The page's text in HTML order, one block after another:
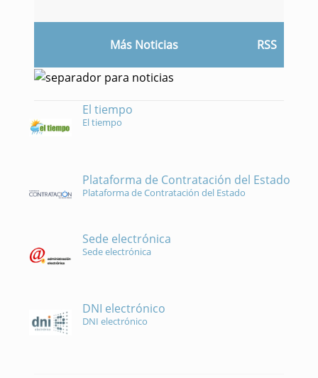
Más Noticias RSS
El tiempo
El tiempo
Plataforma de Contratación del Estado
Plataforma de Contratación del Estado
Sede electrónica
Sede electrónica
DNI electrónico
DNI electrónico